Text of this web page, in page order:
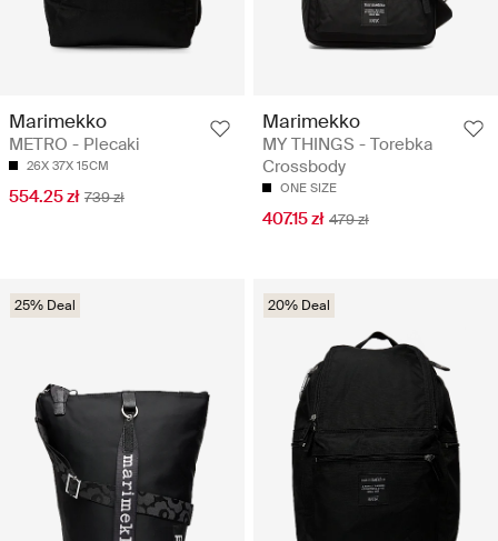
Marimekko
METRO - Plecaki
26X 37X 15CM
554.25 zł 739 zł
Marimekko
MY THINGS - Torebka
Crossbody
ONE SIZE
407.15 zł 479 zł
25% Deal 20% Deal